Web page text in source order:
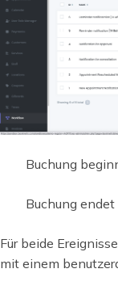
Buchung
Buchung
Für beide
mit einem